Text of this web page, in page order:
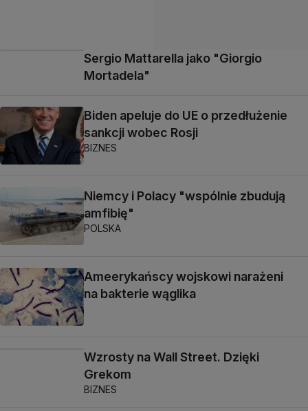
Sergio Mattarella jako "Giorgio
Mortadela"
Biden apeluje do UE o przedłużenie
sankcji wobec Rosji
BIZNES
Niemcy i Polacy "wspólnie zbudują
amfibię"
POLSKA
Ameerykańscy wojskowi narażeni
na bakterie wąglika
Wzrosty na Wall Street. Dzięki
Grekom
BIZNES